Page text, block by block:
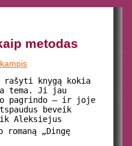
metodas
rašyti knygą kokia
tema. Ji jau
pagrindo – ir joje
beveik
Aleksiejus
„Dingę